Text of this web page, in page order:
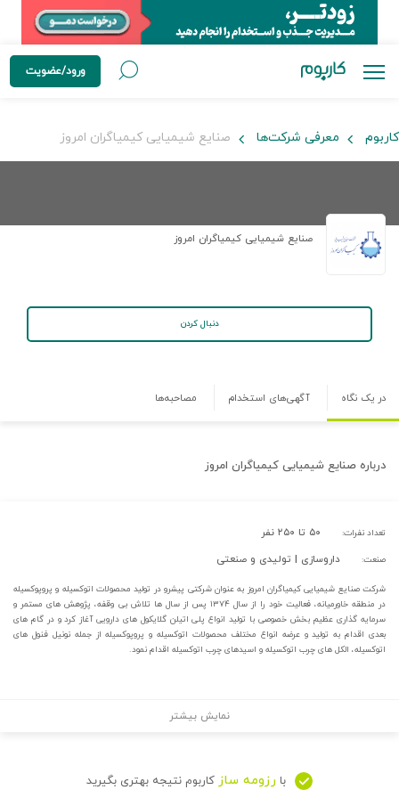
ورود/عضویت
کاربوم معرفی شرکت‌ها صنایع شیمیایی کیمیاگران امروز
صنایع شیمیایی کیمیاگران امروز
دنبال کردن
در یک نگاه آگهی‌های استخدام مصاحبه‌ها
درباره صنایع شیمیایی کیمیاگران امروز
تعداد نفرات: ۵۰ تا ۲۵۰ نفر
صنعت: داروسازی | تولیدی و صنعتی
شرکت صنایع شیمیایی کیمیاگران امروز به عنوان شرکتی پیشرو در تولید محصولات اتوکسیله و پروپوکسیله
در منطقه خاورمیانه، فعالیت خود را از سال ۱۳۷۴ پس از سال ها تلاش بی وقفه، پژوهش های مستمر و
سرمایه گذاری عظیم بخش خصوصی با تولید انواع پلی اتیلن گلایکول های دارویی آغاز کرد و در گام های
بعدی اقدام به تولید و عرضه انواع مختلف محصولات اتوکسیله و پروپوکسیله از جمله نونیل فنول های
اتوکسیله، الکل های چرب اتوکسیله و اسیدهای چرب اتوکسیله اقدام نمود.
نمایش بیشتر
با رزومه ساز کاربوم نتیجه بهتری بگیرید